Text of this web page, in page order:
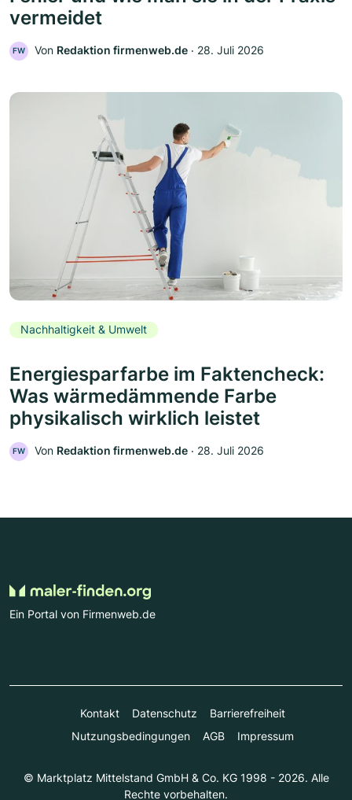
vermeidet
FW Von Redaktion firmenweb.de ‧ 28. Juli 2026
Nachhaltigkeit & Umwelt
Energiesparfarbe im Faktencheck:
Was wärmedämmende Farbe
physikalisch wirklich leistet
FW Von Redaktion firmenweb.de ‧ 28. Juli 2026
Ein Portal von Firmenweb.de
Kontakt Datenschutz
Barrierefreiheit
Nutzungsbedingungen
AGB Impressum
© Marktplatz Mittelstand GmbH & Co. KG 1998 - 2026. Alle
Rechte vorbehalten.